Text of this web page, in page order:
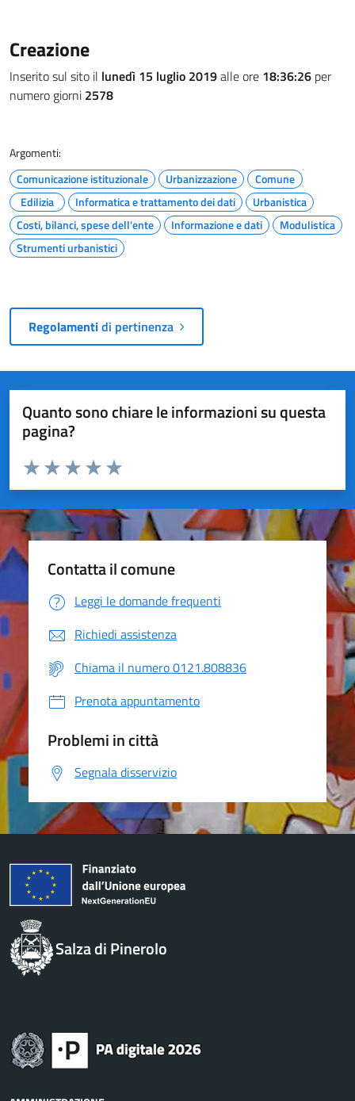
Creazione
Inserito sul sito il lunedì 15 luglio 2019alle ore 18:36:26 per
numero giorni 2578
Argomenti:
Comunicazione istituzionale
Urbanizzazione
Comune
Edilizia
Informatica e trattamento dei dati
Urbanistica
Costi, bilanci, spese dell'ente
Informazione e dati
Modulistica
Strumenti urbanistici
Regolamentidi pertinenza
Quanto sono chiare le informazioni su questa
pagina?
Valuta da 1 a 5 stelle la pagina
Valuta 5 stelle su 5
Valuta 4 stelle su 5
Valuta 3 stelle su 5
Valuta 2 stelle su 5
Valuta 1 stelle su 5
Contatta il comune
Leggi le domande frequenti
Richiedi assistenza
Chiama il numero 0121.808836
Prenota appuntamento
Problemi in città
Segnala disservizio
Salza di Pinerolo